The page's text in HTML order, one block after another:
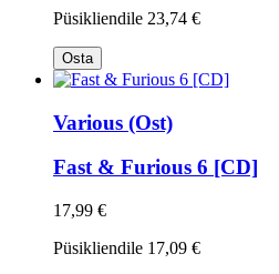
Püsikliendile 23,74 €
Osta
Various (Ost)
Fast & Furious 6 [CD]
17,99 €
Püsikliendile 17,09 €